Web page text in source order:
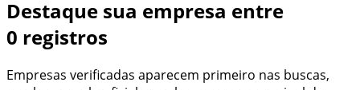
Destaque sua empresa entre
0 registros
Empresas verificadas aparecem primeiro nas buscas,